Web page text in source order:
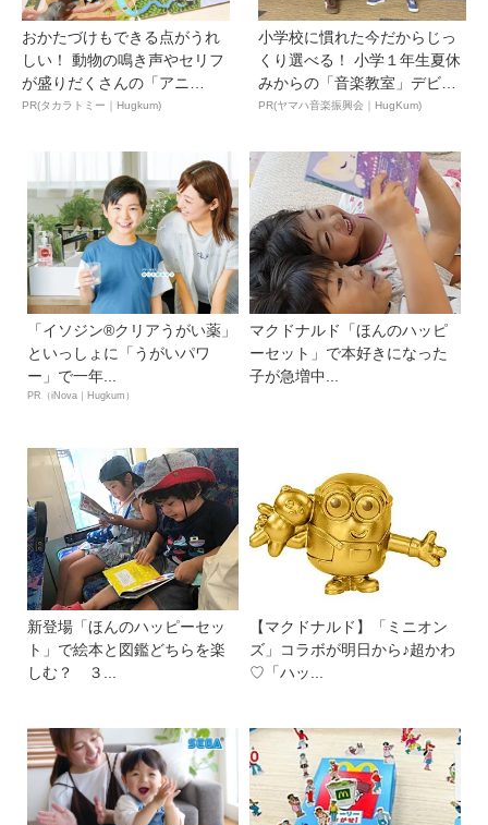
おかたづけもできる点がうれ
しい！ 動物の鳴き声やセリフ
が盛りだくさんの「アニ
ア ...
PR(タカラトミー｜Hugkum)
小学校に慣れた今だからじっ
くり選べる！ 小学１年生夏休
みからの「音楽教室」デビ
ュ...
PR(ヤマハ音楽振興会｜HugKum)
「イソジン®クリアうがい薬」
といっしょに「うがいパワ
ー」で一年...
PR（iNova｜Hugkum）
マクドナルド「ほんのハッピ
ーセット」で本好きになった
子が急増中...
新登場「ほんのハッピーセッ
ト」で絵本と図鑑どちらを楽
しむ？ ３...
【マクドナルド】「ミニオン
ズ」コラボが明日から♪超かわ
♡「ハッ...